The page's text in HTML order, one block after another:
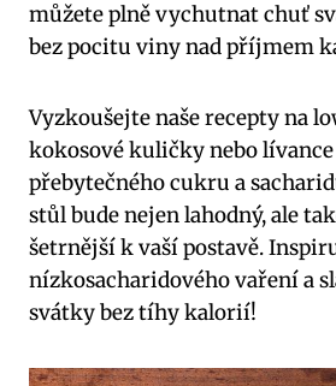
můžete‍ plně⁤ vychutnat chuť
bez pocitu viny nad‍ příjmem
Vyzkoušejte naše recepty na⁤
kokosové kuličky nebo lívance
přebytečného ⁢cukru a​
⁢stůl bude nejen lahodný,‌ ale
šetrnější k vaší postavě.
nízkosacharidového⁣ vaření ‍a
svátky bez tíhy kalorií!